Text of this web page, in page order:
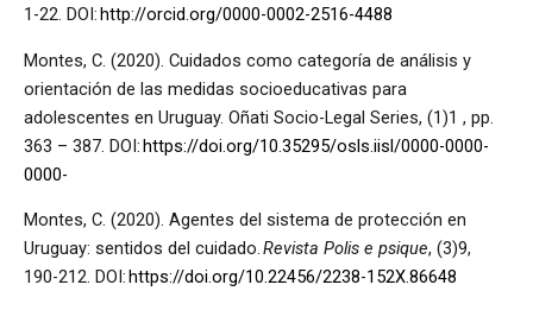
1-22. DOI:http://orcid.org/0000-0002-2516-4488
Montes, C. (2020). Cuidados como categoría de análisis y
orientación de las medidas socioeducativas para
adolescentes en Uruguay. Oñati Socio-Legal Series, (1)1 , pp.
363 – 387. DOI:https://doi.org/10.35295/osls.iisl/0000-0000-
0000-
Montes, C. (2020). Agentes del sistema de protección en
Uruguay: sentidos del cuidado.Revista Polis e psique, (3)9,
190-212. DOI: https://doi.org/10.22456/2238-152X.86648